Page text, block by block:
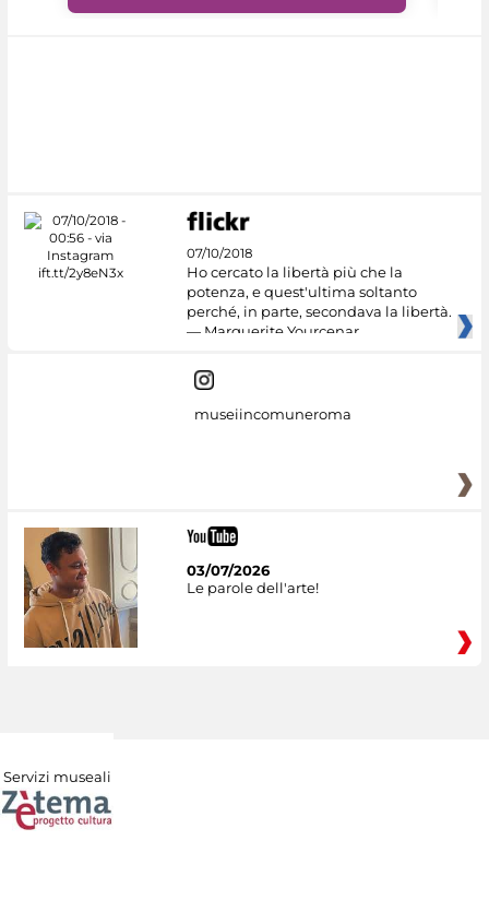
07/10/2018
Ho cercato la libertà più che la
potenza, e quest'ultima soltanto
perché, in parte, secondava la libertà.
— Marguerite Yourcenar
museiincomuneroma
03/07/2026
Le parole dell'arte!
Servizi museali